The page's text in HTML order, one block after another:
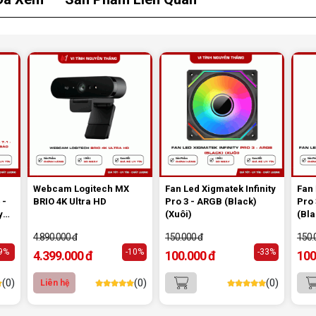
-
(0)
Webcam Logitech MX
BRIO 4K Ultra HD
4.890.000 đ
4.399.000 đ -10%
Liên hệ (0)
Fan Led Xigmatek Infinity
Pro 3 - ARGB (Black)
(Xuôi)
150.000 đ
100.000 đ -33%
(0)
Pro